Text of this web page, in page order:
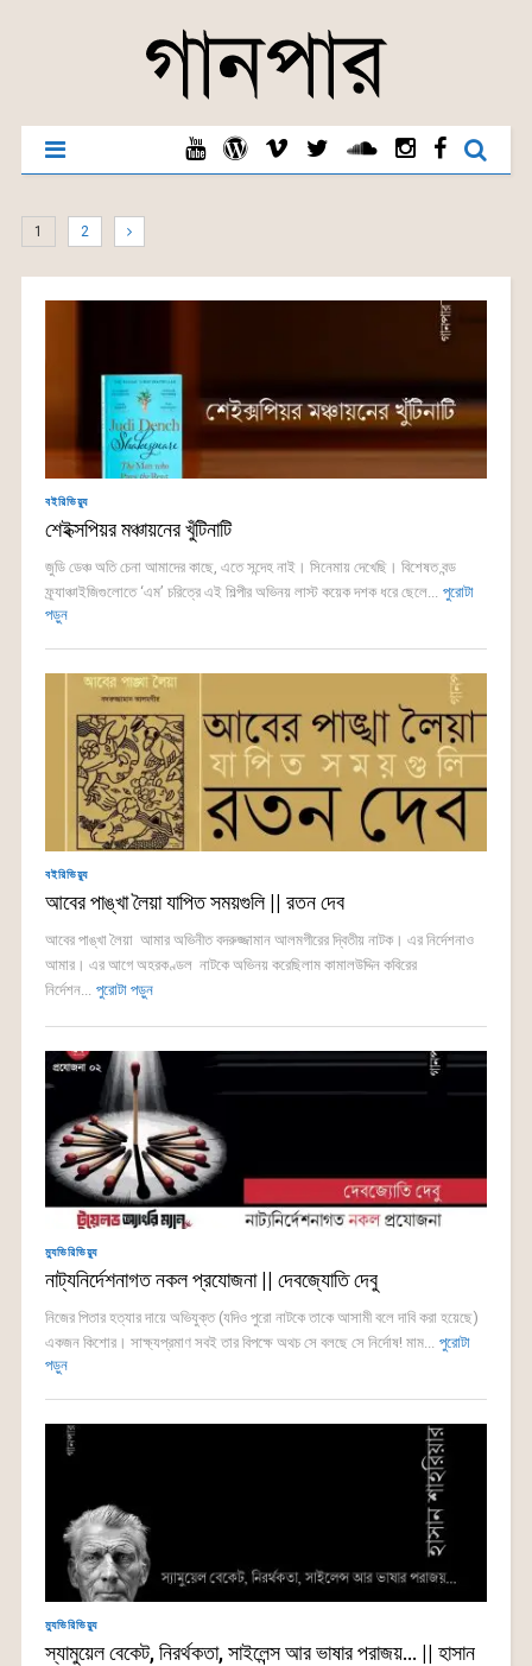
1 2
বইরিভিয়্যু
শেইক্সপিয়র মঞ্চায়নের খুঁটিনাটি
জুডি ডেঞ্চ অতি চেনা আমাদের কাছে, এতে সন্দেহ নাই। সিনেমায় দেখেছি। বিশেষত বন্ড
ফ্র্যাঞ্চাইজিগুলোতে ‘এম’ চরিত্রে এই শিল্পীর অভিনয় লাস্ট কয়েক দশক ধরে ছেলে... পুরোটা
পড়ুন
বইরিভিয়্যু
আবের পাঙ্খা লৈয়া যাপিত সময়গুলি || রতন দেব
আবের পাঙ্খা লৈয়া আমার অভিনীত বদরুজ্জামান আলমগীরের দ্বিতীয় নাটক। এর নির্দেশনাও
আমার। এর আগে অহরকণ্ডল নাটকে অভিনয় করেছিলাম কামালউদ্দিন কবিরের
নির্দেশন... পুরোটা পড়ুন
ম্যুভিরিভিয়্যু
নাট্যনির্দেশনাগত নকল প্রযোজনা || দেবজ্যোতি দেবু
নিজের পিতার হত্যার দায়ে অভিযুক্ত (যদিও পুরো নাটকে তাকে আসামী বলে দাবি করা হয়েছে)
একজন কিশোর। সাক্ষ্যপ্রমাণ সবই তার বিপক্ষে অথচ সে বলছে সে নির্দোষ! মাম... পুরোটা
পড়ুন
ম্যুভিরিভিয়্যু
স্যামুয়েল বেকেট, নিরর্থকতা, সাইলেন্স আর ভাষার পরাজয়… || হাসান